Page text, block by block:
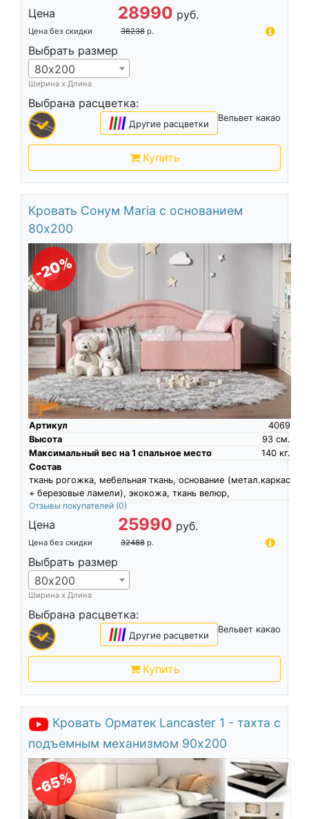
Цена 28990 руб.
Цена без скидки 36238 р.
Выбрать размер
80х200
Ширина х Длина
Выбрана расцветка:
Вельвет какао
|||| Другие расцветки
Купить
Кровать Сонум Maria с основанием
80х200
-20%
Артикул
4069
Высота
см.
93
Максимальный вес на 1 спальное место
кг.
140
Состав
ткань рогожка, мебельная ткань, основание (метал.каркас
+ березовые ламели), экокожа, ткань велюр,
Отзывы покупателей (0)
Цена 25990 руб.
Цена без скидки 32488 р.
Выбрать размер
80х200
Ширина х Длина
Выбрана расцветка:
Вельвет какао
|||| Другие расцветки
Купить
Кровать Орматек Lancaster 1 - тахта с
подъемным механизмом 90х200
-65%